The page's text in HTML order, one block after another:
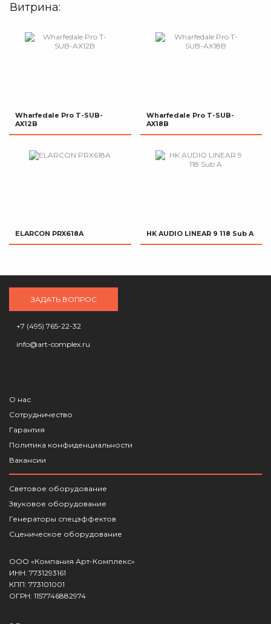
Витрина:
Wharfedale Pro T-SUB-
AX12B
Wharfedale Pro T-SUB-
AX18B
ELARCON PRX618A HK AUDIO LINEAR 9 118 Sub A
ЗАДАТЬ ВОПРОС
+7 (495) 765-22-32
info@art-complex.ru
О нас
Сотрудничество
Гарантия
Политика конфиденциальности
Вакансии
Световое оборудование
Звуковое оборудование
Генераторы спецэффектов
Сценическое оборудование
ООО «Компания Арт-Комплекс»
ИНН: 7731293161
КПП: 773101001
ОГРН: 1157746882974